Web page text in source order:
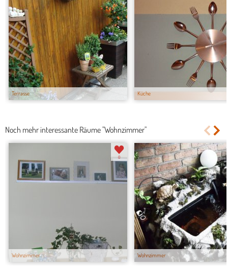
Terrasse Küche
Noch mehr interessante Räume "Wohnzimmer"
Wohnzimmer
0
Wohnzimmer